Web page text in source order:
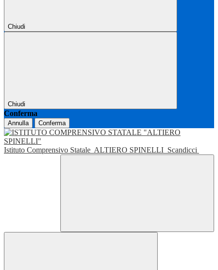
Chiudi
Chiudi
Conferma
Annulla Conferma
Istituto Comprensivo Statale ALTIERO SPINELLI Scandicci